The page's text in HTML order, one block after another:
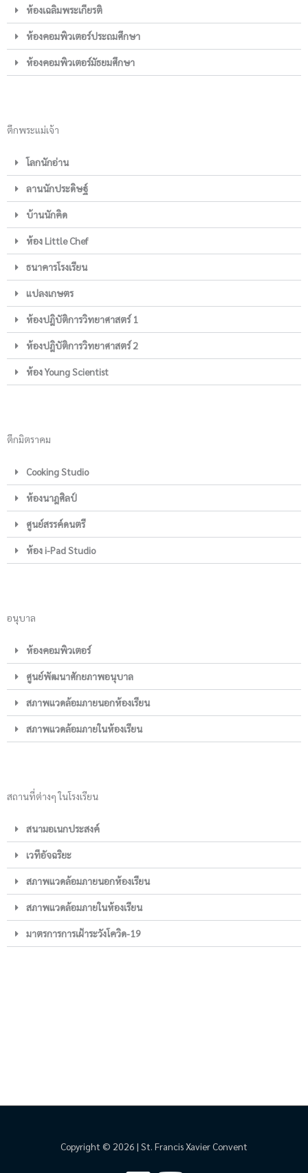
ห้องเฉลิมพระเกียรติ
ห้องคอมพิวเตอร์ประถมศึกษา
ห้องคอมพิวเตอร์มัธยมศึกษา
ตึกพระแม่เจ้า
โลกนักอ่าน
ลานนักประดิษฐ์
บ้านนักคิด
ห้อง Little Chef
ธนาคารโรงเรียน
แปลงเกษตร
ห้องปฎิบัติการวิทยาศาสตร์ 1
ห้องปฎิบัติการวิทยาศาสตร์ 2
ห้อง Young Scientist
ตึกมิตราคม
Cooking Studio
ห้องนาฎศิลป์
ศูนย์สรรค์ดนตรี
ห้อง i-Pad Studio
อนุบาล
ห้องคอมพิวเตอร์
ศูนย์พัฒนาศักยภาพอนุบาล
สภาพแวดล้อมภายนอกห้องเรียน
สภาพแวดล้อมภายในห้องเรียน
สถานที่ต่างๆ ในโรงเรียน
สนามอเนกประสงค์
เวทีอัจฉริยะ
สภาพแวดล้อมภายนอกห้องเรียน
สภาพแวดล้อมภายในห้องเรียน
มาตรการการเฝ้าระวังโควิด-19
Copyright © 2026 | St. Francis Xavier Convent